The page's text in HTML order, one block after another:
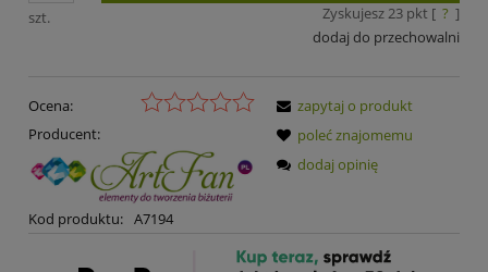
szt. Zyskujesz23pkt [ ? ]
dodaj do przechowalni
Ocena:
Producent:
Kod produktu: A7194
zapytaj o produkt
poleć znajomemu
dodaj opinię